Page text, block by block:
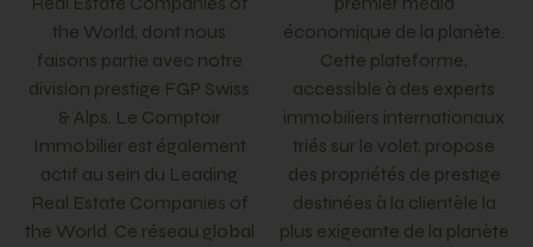
the World, dont nous
faisons partie avec notre
division prestige FGP Swiss
& Alps. Le Comptoir
Immobilier est également
actif au sein du Leading
Real Estate Companies of
the World. Ce réseau global
économique de la planète.
Cette plateforme,
accessible à des experts
immobiliers internationaux
triés sur le volet, propose
des propriétés de prestige
destinées à la clientèle la
plus exigeante de la planète